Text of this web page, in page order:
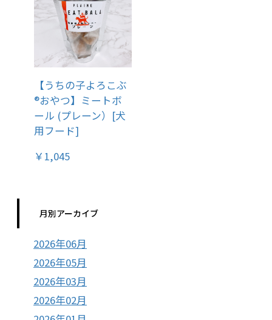
【うちの子よろこぶ
®おやつ】ミートボ
ール (プレーン）[犬
用フード]
￥1,045
月別アーカイブ
2026年06月
2026年05月
2026年03月
2026年02月